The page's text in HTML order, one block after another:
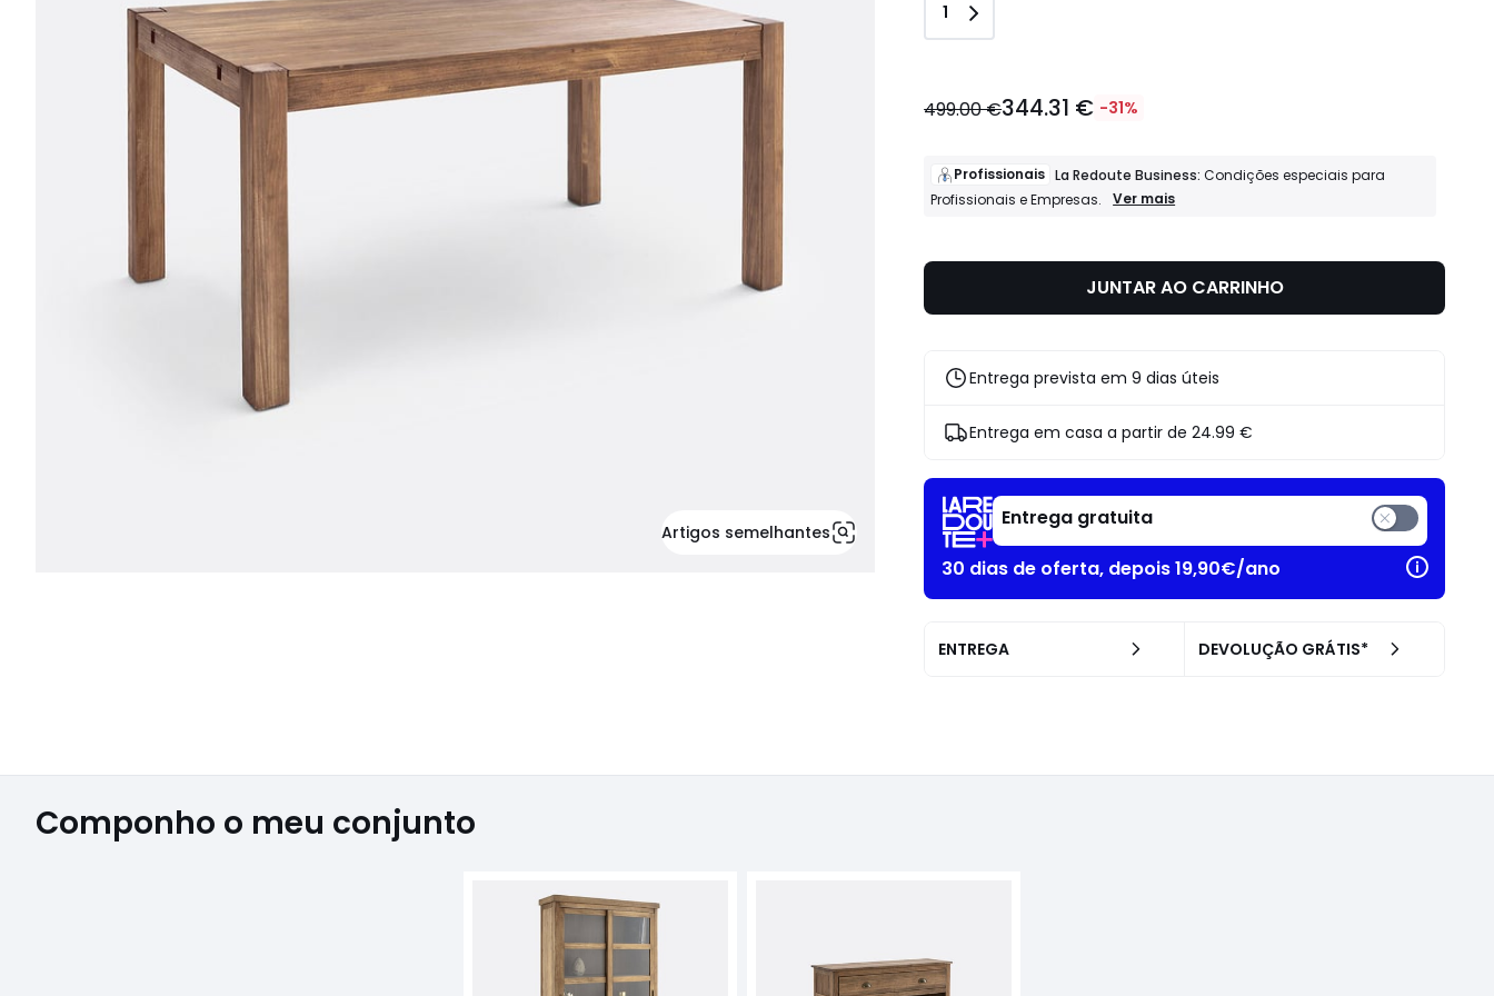
Artigos semelhantes
Quantidade
1
499.00 €344.31 € -31%
Profissionais La Redoute Business:Condições especiais para
Profissionais e Empresas.
Profissionais
especiais
para
Empresas.
Ver mais
JUNTAR AO CARRINHO
Entrega prevista em 9 dias úteis
Entrega em casa a partir de24.99 €
Entrega gratuita
30 dias de oferta, depois 19,90€/ano
ENTREGA DEVOLUÇÃO GRÁTIS*
Componho o meu conjunto